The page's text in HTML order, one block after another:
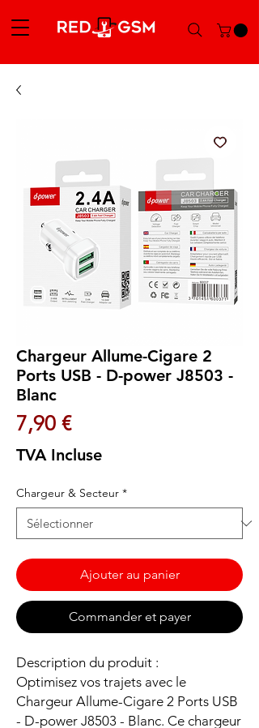
Chargeur Allume-Cigare 2
Ports USB - D-power J8503 -
Blanc
7,90 €Prix
TVA Incluse
Chargeur & Secteur *
Ajouter au panier
Commander et payer
Description du produit :
Optimisez vos trajets avec le
Chargeur Allume-Cigare 2 Ports USB
- D-power J8503 - Blanc. Ce chargeur